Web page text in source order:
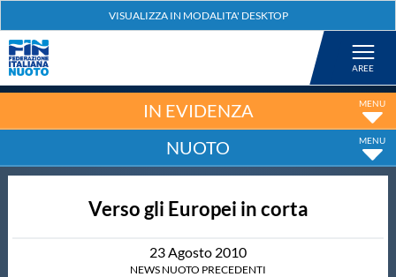
Nuoto
IN EVIDENZA
NUOTO
Verso gli Europei in corta
23Agosto 2010
NEWS NUOTO PRECEDENTI